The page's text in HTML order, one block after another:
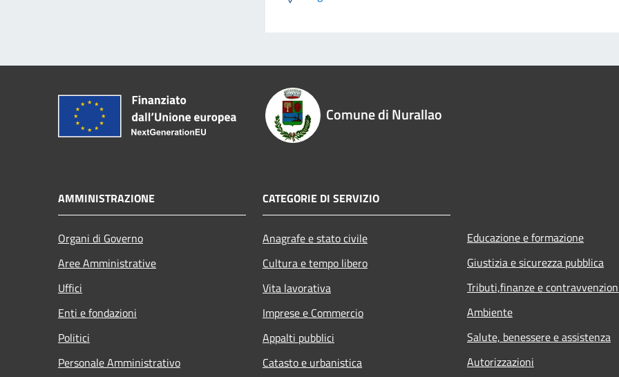
Comune di Nurallao
AMMINISTRAZIONE
Organi di Governo
Aree Amministrative
Uffici
Enti e fondazioni
Politici
Personale Amministrativo
CATEGORIE DI SERVIZIO
Anagrafe e stato civile
Cultura e tempo libero
Vita lavorativa
Imprese e Commercio
Appalti pubblici
Catasto e urbanistica
Educazione e formazione
Giustizia e sicurezza pubblica
Tributi,finanze e
Ambiente
Salute, benessere e assistenza
Autorizzazioni